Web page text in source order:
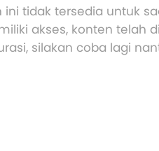
tidak tersedia untuk
akses, konten telah
silakan coba lagi